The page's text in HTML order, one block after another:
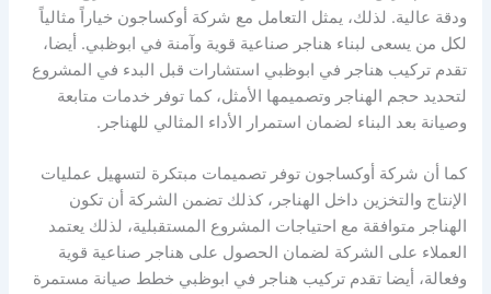
ودقة عالية. لذلك، يمثل التعامل مع شركة أوكساجون خياراً مثالياً
لكل من يسعى لبناء هناجر صناعية قوية وآمنة في ابوظبي. أيضا،
تقدم تركيب هناجر في ابوظبي استشارات قبل البدء في المشروع
لتحديد حجم الهناجر وتصميمها الأمثل، كما توفر خدمات متابعة
وصيانة بعد البناء لضمان استمرار الأداء المثالي للهناجر.
كما أن شركة أوكساجون توفر تصميمات مبتكرة لتسهيل عمليات
الإنتاج والتخزين داخل الهناجر، كذلك تضمن الشركة أن تكون
الهناجر متوافقة مع احتياجات المشروع المستقبلية، لذلك يعتمد
العملاء على الشركة لضمان الحصول على هناجر صناعية قوية
وفعالة، أيضا تقدم تركيب هناجر في ابوظبي خطط صيانة مستمرة